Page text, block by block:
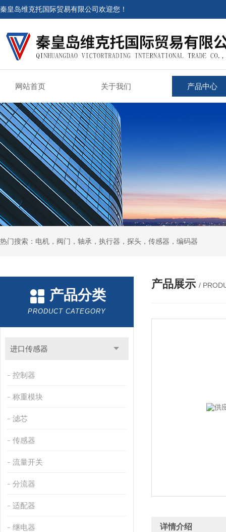
秦皇岛维克托国际贸易有限公司欢迎您！
网站首页 关于我们 产品中心
热门搜索：电机，阀门，轴承，执行器，探头，传感器，编码器
产品分类
PRODUCT CATEGORY
进口传感器
控制器
称重模块
滤芯
传感器
流量开关
分流器
适配器
继电器
产品展示 /
详情介绍